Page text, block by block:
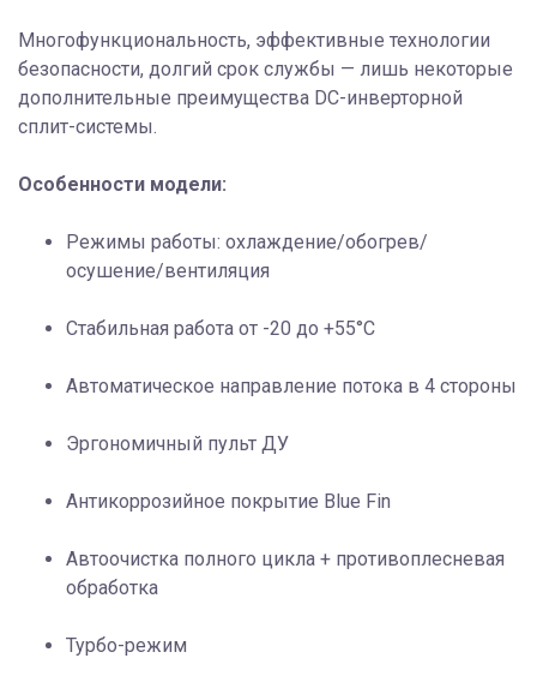
Многофункциональность, эффективные технологии
безопасности, долгий срок службы — лишь некоторые
дополнительные преимущества DC-инверторной
сплит-системы.
Особенности модели:
Режимы работы: охлаждение/обогрев/
осушение/вентиляция
Стабильная работа от -20 до +55°C
Автоматическое направление потока в 4 стороны
Эргономичный пульт ДУ
Антикоррозийное покрытие Blue Fin
Автоочистка полного цикла + противоплесневая
обработка
Турбо-режим